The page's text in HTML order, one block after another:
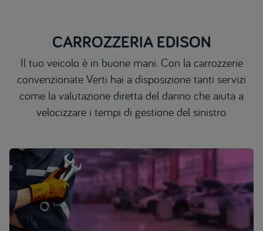
CARROZZERIA EDISON
Il tuo veicolo è in buone mani. Con la carrozzerie
convenzionate Verti hai a disposizione tanti servizi
come la valutazione diretta del danno che aiuta a
velocizzare i tempi di gestione del sinistro.